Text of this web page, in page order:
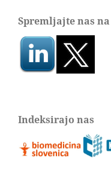
Spremljajte nas
Indeksirajo nas